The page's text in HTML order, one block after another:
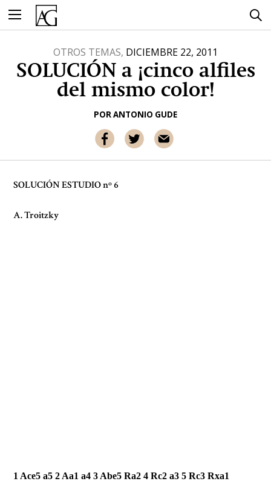
contenido
OTROS TEMAS, DICIEMBRE 22, 2011
SOLUCIÓN a ¡cinco alfiles
del mismo color!
PORANTONIO GUDE
SOLUCIÓN ESTUDIO nº 6
A. Troitzky
1 Ace5 a5 2 Aa1 a4 3 Abe5 Ra2 4 Rc2 a3 5 Rc3 Rxa1